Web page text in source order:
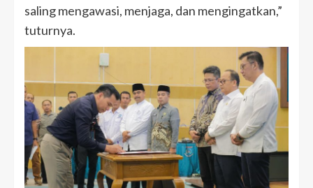
saling mengawasi, menjaga, dan mengingatkan,”
tuturnya.